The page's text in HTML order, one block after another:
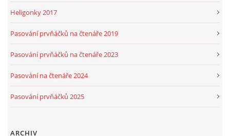
Heligonky 2017
Pasování prvňáčků na čtenáře 2019
Pasování prvňáčků na čtenáře 2023
Pasování na čtenáře 2024
Pasování prvňáčků 2025
ARCHIV